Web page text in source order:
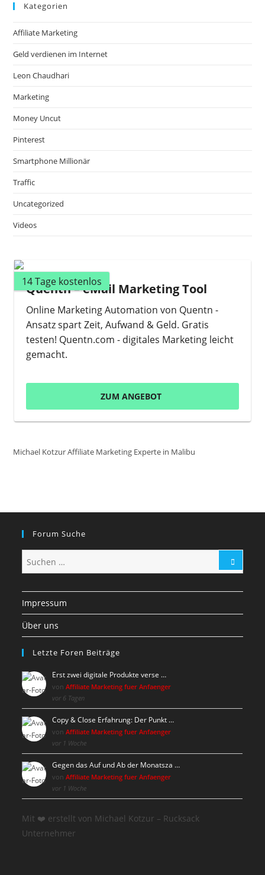
Kategorien
Affiliate Marketing
Geld verdienen im Internet
Leon Chaudhari
Marketing
Money Uncut
Pinterest
Smartphone Millionär
Traffic
Uncategorized
Videos
14 Tage kostenlos
Quentn – eMail Marketing Tool
Online Marketing Automation von Quentn -
Ansatz spart Zeit, Aufwand & Geld. Gratis
testen! Quentn.com - digitales Marketing leicht
gemacht.
ZUM ANGEBOT
Michael Kotzur Affiliate Marketing Experte in Malibu
Forum Suche
Impressum
Über uns
Letzte Foren Beiträge
Erst zwei digitale Produkte verse …
vonAffiliate Marketing fuer Anfaenger
vor 6 Tagen
Copy & Close Erfahrung: Der Punkt …
vonAffiliate Marketing fuer Anfaenger
vor 1 Woche
Gegen das Auf und Ab der Monatsza …
vonAffiliate Marketing fuer Anfaenger
vor 1 Woche
Mit ❤️ erstellt von Michael Kotzur – Rucksack
Unternehmer